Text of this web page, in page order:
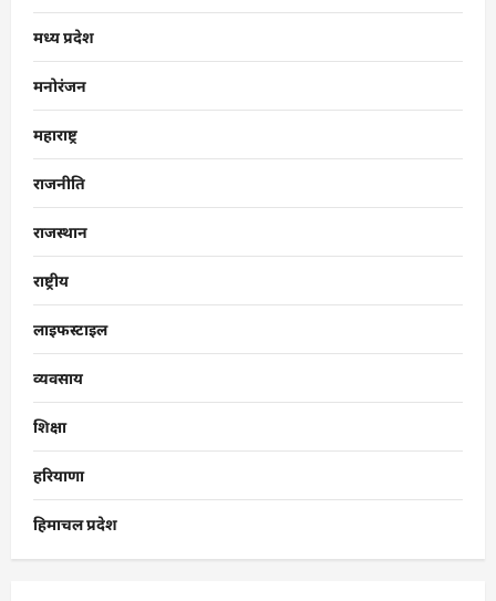
मध्य प्रदेश
मनोरंजन
महाराष्ट्र
राजनीति
राजस्थान
राष्ट्रीय
लाइफस्टाइल
व्यवसाय
शिक्षा
हरियाणा
हिमाचल प्रदेश